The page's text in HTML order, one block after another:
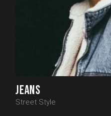
JEANS
Street Style